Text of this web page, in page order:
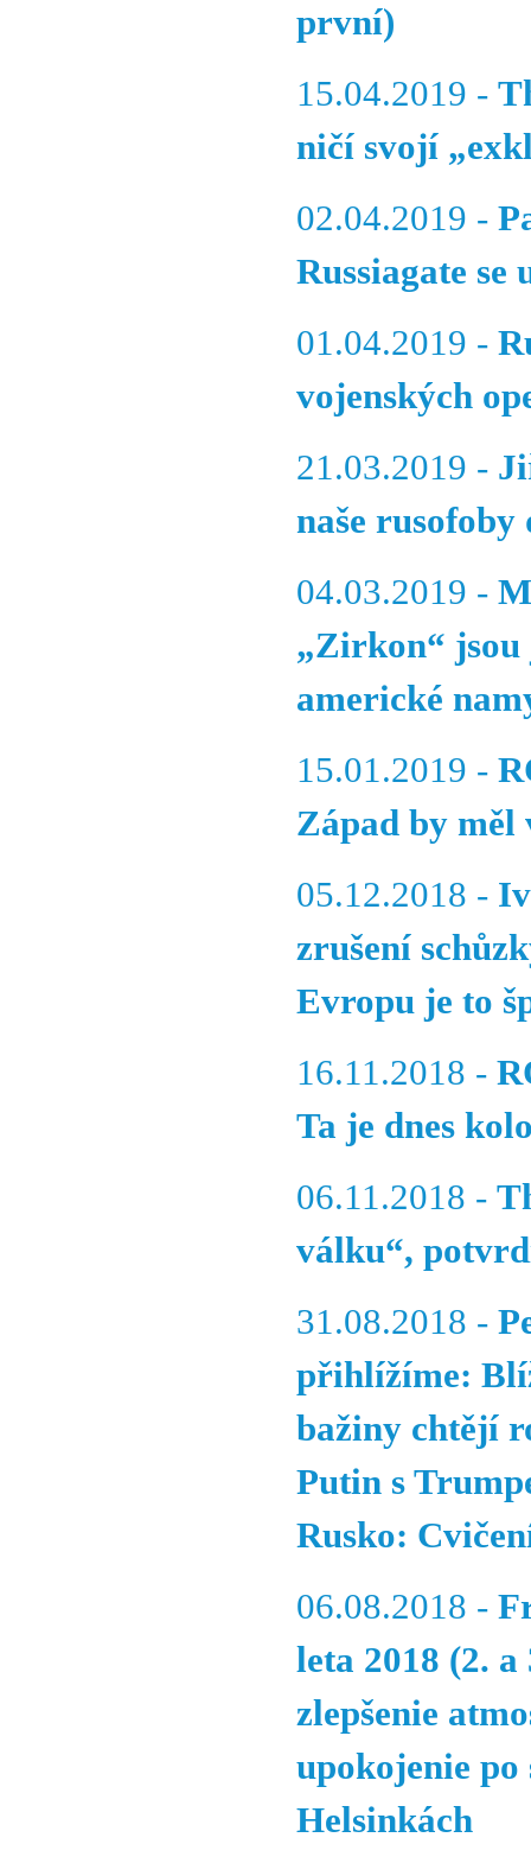
první)
15.04.2019 -
ničí svojí
02.04.2019 -
Russiagate se
01.04.2019 -
vojenských
21.03.2019 -
naše rusofoby
04.03.2019 -
„Zirkon“ jsou
americké
15.01.2019 -
Západ by měl
05.12.2018 -
zrušení
Evropu je to
16.11.2018 -
Ta je dnes
06.11.2018 -
válku“,
31.08.2018 -
přihlížíme:
bažiny chtějí
Putin s
Rusko:
06.08.2018 -
leta 2018 (2.
zlepšenie
upokojenie
Helsinkách